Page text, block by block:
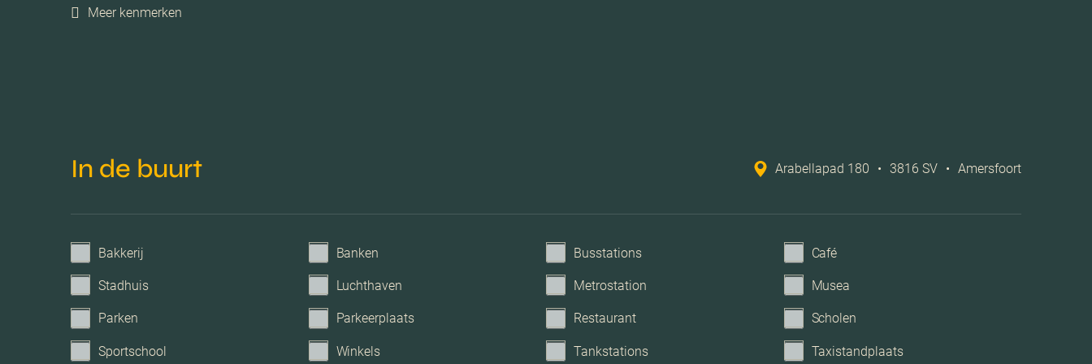
Voorzieningen
Meer kenmerken
In de buurt Arabellapad 180 • 3816 SV • Amersfoort
Bakkerij Banken Busstations Café
Stadhuis Luchthaven Metrostation Musea
Parken Parkeerplaats Restaurant Scholen
Sportschool Winkels Tankstations Taxistandplaats